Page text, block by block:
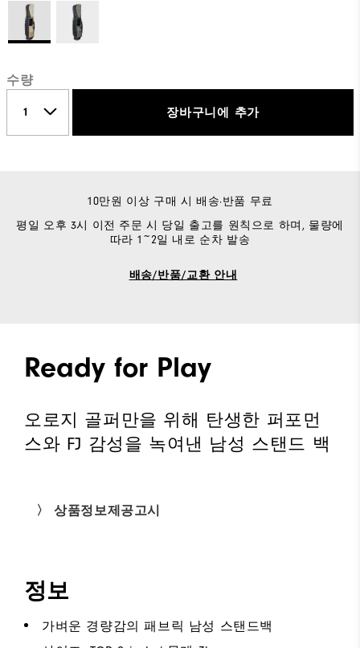
수량
장바구니에 추가
10만원 이상 구매 시 배송·반품 무료
평일 오후 3시 이전 주문 시 당일 출고를 원칙으로 하며, 물량에
따라 1~2일 내로 순차 발송
배송/반품/교환 안내
Ready for Play
오로지 골퍼만을 위해 탄생한 퍼포먼
스와 FJ 감성을 녹여낸 남성 스탠드 백
〉 상품정보제공고시
정보
가벼운 경량감의 패브릭 남성 스탠드백